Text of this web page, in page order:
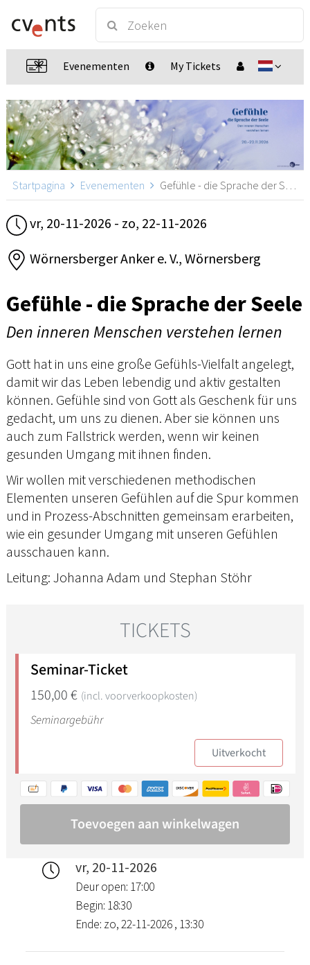
Evenementen My Tickets
Startpagina Evenementen Gefühle - die Sprache der Seele, Wörnersberg
vr, 20-11-2026 - zo, 22-11-2026
Wörnersberger Anker e. V., Wörnersberg
Gefühle - die Sprache der Seele
Den inneren Menschen verstehen lernen
Gott hat in uns eine große Gefühls-Vielfalt angelegt,
damit wir das Leben lebendig und aktiv gestalten
können. Gefühle sind von Gott als Geschenk für uns
gedacht, um uns zu dienen. Aber sie können uns
auch zum Fallstrick werden, wenn wir keinen
gesunden Umgang mit ihnen finden.
Wir wollen mit verschiedenen methodischen
Elementen unseren Gefühlen auf die Spur kommen
und in Prozess-Abschnitten gemeinsam erarbeiten,
wie ein gesunder Umgang mit unseren Gefühlen
ausschauen kann.
Leitung: Johanna Adam und Stephan Stöhr
vr, 20-11-2026
Deur open: 17:00
Begin: 18:30
Ende: zo, 22-11-2026 , 13:30